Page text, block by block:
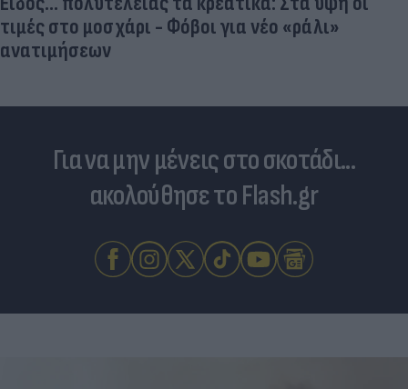
Για να μην μένεις στο σκοτάδι...
ακολούθησε το Flash.gr